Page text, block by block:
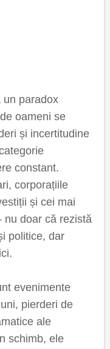
un paradox
oameni se
și incertitudine
constant.
corporațiile
și cei mai
nu doar că rezistă
politice, dar
evenimente
pierderi de
ale
schimb, ele